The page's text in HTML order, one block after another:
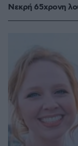
Νεκρή 65χρονη